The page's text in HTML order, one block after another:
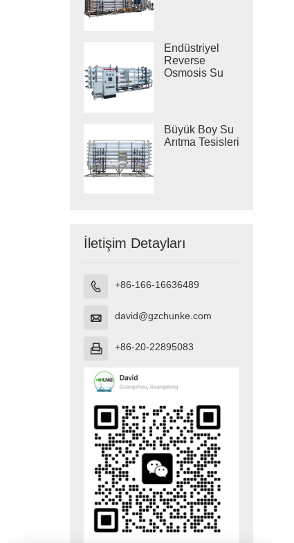
Endüstriyel
Reverse
Osmosis Su
Büyük Boy Su
Arıtma Tesisleri
İletişim Detayları
 +86-166-16636489
 david@gzchunke.com
 +86-20-22895083